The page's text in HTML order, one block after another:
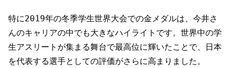
特に2019年の冬季学生世界大会での金メダルは、今井さ
んのキャリアの中でも大きなハイライトです。世界中の学
生アスリートが集まる舞台で最高位に輝いたことで、日本
を代表する選手としての評価がさらに高まりました。